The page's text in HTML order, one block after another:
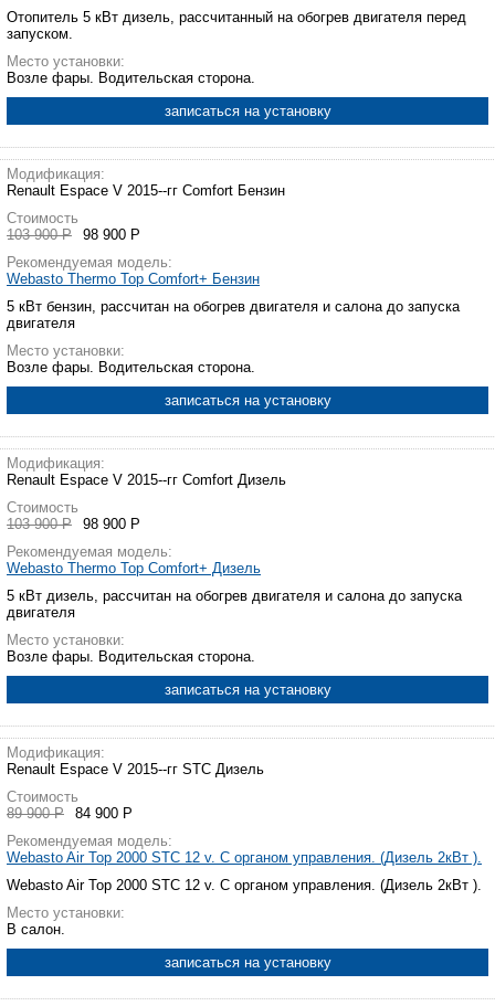
Отопитель 5 кВт дизель, рассчитанный на обогрев двигателя перед
запуском.
Место установки:
Возле фары. Водительская сторона.
записаться на установку
Модификация:
Renault Espace V 2015--гг Comfort Бензин
Стоимость
103 900 Р
98 900 Р
Рекомендуемая модель:
Webasto Thermo Top Comfort+ Бензин
5 кВт бензин, рассчитан на обогрев двигателя и салона до запуска
двигателя
Место установки:
Возле фары. Водительская сторона.
записаться на установку
Модификация:
Renault Espace V 2015--гг Comfort Дизель
Стоимость
103 900 Р
98 900 Р
Рекомендуемая модель:
Webasto Thermo Top Comfort+ Дизель
5 кВт дизель, рассчитан на обогрев двигателя и салона до запуска
двигателя
Место установки:
Возле фары. Водительская сторона.
записаться на установку
Модификация:
Renault Espace V 2015--гг STC Дизель
Стоимость
89 900 Р
84 900 Р
Рекомендуемая модель:
Webasto Air Top 2000 STC 12 v. С органом управления. (Дизель 2кВт ).
Webasto Air Top 2000 STC 12 v. С органом управления. (Дизель 2кВт ).
Место установки:
В салон.
записаться на установку